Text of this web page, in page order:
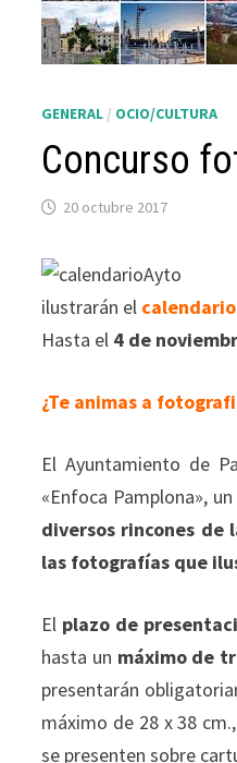
GENERAL / OCIO/CULTURA
Concurso
20 octubre 2017
ilustrarán el
Hasta el 4 de
¿Te animas a
El Ayuntamiento de
«Enfoca Pamplona»,
diversos rincones de
las fotografías que
El plazo de
hasta un máximo de
presentarán
máximo de 28 x 38
se presenten sobre